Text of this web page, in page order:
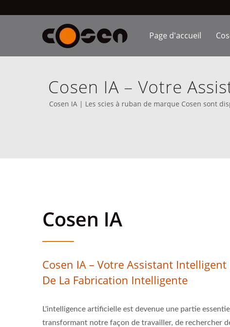
Page d'accueil
Cosen IA – Votre
Intelligente |
Cosen IA | Les scies à ruban de marque Cosen sont
Cosen IA
Cosen IA – Votre Assistant
De La Fabrication Intelligente
L'intelligence artificielle est devenue une partie
transformant notre façon de travailler, de rechercher